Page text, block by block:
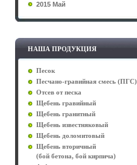
2015 Май
НАША ПРОДУКЦИЯ
Песок
Песчано-гравийная смесь (ПГС)
Отсев от песка
Щебень гравийный
Щебень гранитный
Щебень известняковый
Щебень доломитовый
Щебень вторичный
(бой бетона, бой кирпича)